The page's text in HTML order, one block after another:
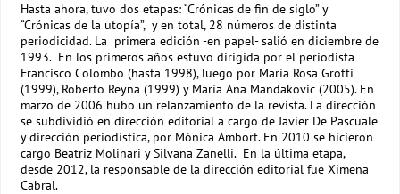
Hasta ahora, tuvo dos etapas: “Crónicas de fin de siglo” y
“Crónicas de la utopía”, y en total, 28 números de distinta
periodicidad. La primera edición -en papel- salió en diciembre de
1993. En los primeros años estuvo dirigida por el periodista
Francisco Colombo (hasta 1998), luego por María Rosa Grotti
(1999), Roberto Reyna (1999) y María Ana Mandakovic (2005). En
marzo de 2006 hubo un relanzamiento de la revista. La dirección
se subdividió en dirección editorial a cargo de Javier De Pascuale
y dirección periodística, por Mónica Ambort. En 2010 se hicieron
cargo Beatriz Molinari y Silvana Zanelli. En la última etapa,
desde 2012, la responsable de la dirección editorial fue Ximena
Cabral.